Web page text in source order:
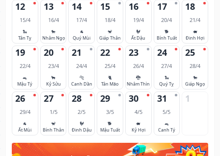
12
15/4
🐍
Tân Tỵ
13
16/4
🐎
Nhâm Ngọ
14
17/4
🐐
Quý Mùi
15
18/4
🐒
Giáp Thân
16
19/4
🐓
Ất Dậu
17
20/4
🐕
Bính Tuất
18
21/4
🐖
Đinh Hợi
19
22/4
🐀
Mậu Tý
20
23/4
🐂
Kỷ Sửu
21
24/4
🐅
Canh Dần
22
25/4
🐈
Tân Mão
23
26/4
🐉
Nhâm Thìn
24
27/4
🐍
Quý Tỵ
25
28/4
🐎
Giáp Ngọ
26
29/4
🐐
Ất Mùi
27
1/5
🐒
Bính Thân
28
2/5
🐓
Đinh Dậu
29
3/5
🐕
Mậu Tuất
30
4/5
🐖
Kỷ Hợi
31
5/5
🐀
Canh Tý
1